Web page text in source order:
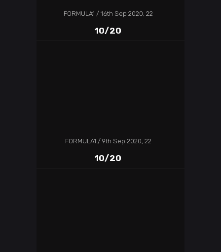
FORMULA1 16th Sep 2020, 22
10/20
FORMULA1 9th Sep 2020, 22
10/20